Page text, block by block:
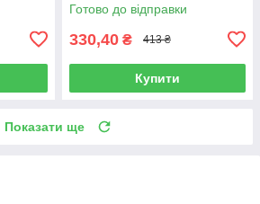
Готово до відправки
330,40 ₴ 413 ₴
Купити
Показати ще